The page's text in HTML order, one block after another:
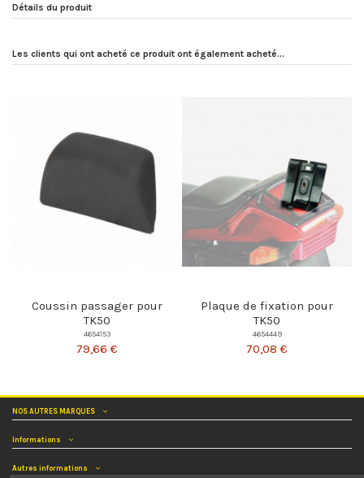
Détails du produit
Les clients qui ont acheté ce produit ont également acheté...
Coussin passager pour
TK50
4654153
79,66 €
Plaque de fixation pour
TK50
4654449
70,08 €
NOS AUTRES MARQUES
Informations
Autres informations